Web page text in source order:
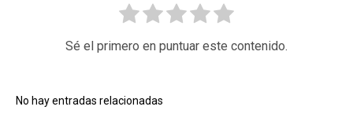
Sé el primero en puntuar este contenido.
No hay entradas relacionadas